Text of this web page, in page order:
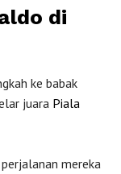
di
ke babak
juara Piala
mereka